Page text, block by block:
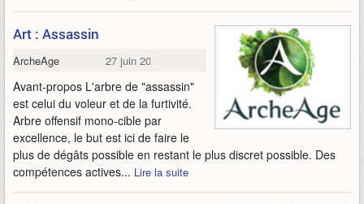
Art : Assassin
ArcheAge 27 juin 2013
Avant-propos L'arbre de "assassin"
est celui du voleur et de la furtivité.
Arbre offensif mono-cible par
excellence, le but est ici de faire le
plus de dégâts possible en restant le plus discret possible. Des
compétences actives... Lire la suite